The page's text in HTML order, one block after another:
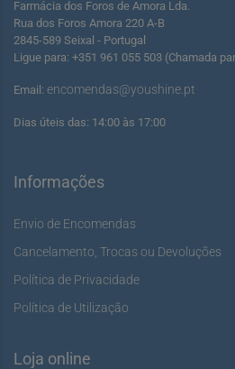
Farmácia dos Foros de Amora Lda.
Rua dos Foros Amora 220 A-B
2845-589 Seixal - Portugal
Ligue para: +351 961 055 503 (Chamada
Email: encomendas@youshine.pt
Dias úteis das: 14:00 às 17:00
Informações
Envio de Encomendas
Cancelamento, Trocas ou Devoluções
Política de Privacidade
Política de Utilização
Loja online